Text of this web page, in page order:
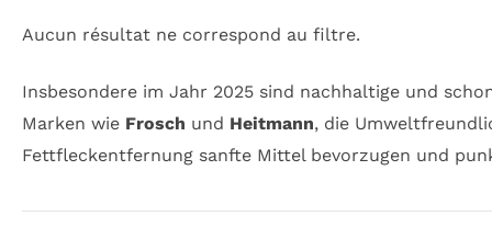
Aucun résultat ne correspond au filtre.
Insbesondere im Jahr 2025 sind nachhaltige und
Marken wie Frosch und Heitmann, die
Fettfleckentfernung sanfte Mittel bevorzugen und